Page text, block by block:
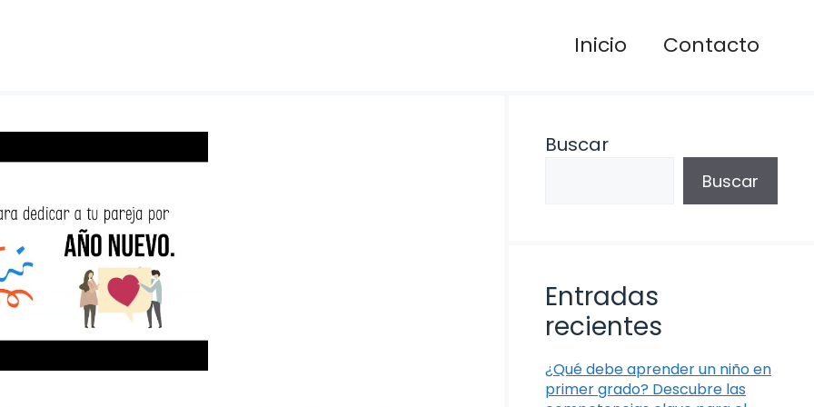
Inicio Contacto
Buscar
Buscar
Entradas
recientes
¿Qué debe aprender un niño en
primer grado? Descubre las